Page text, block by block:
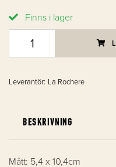
Finns i lager
Leverantör: La Rochere
BESKRIVNING
Mått: 5,4 x 10,4cm